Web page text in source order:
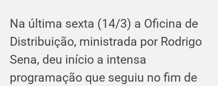
Na última sexta (14/3) a Oficina de
Distribuição, ministrada por Rodrigo
Sena, deu início a intensa
programação que seguiu no fim de